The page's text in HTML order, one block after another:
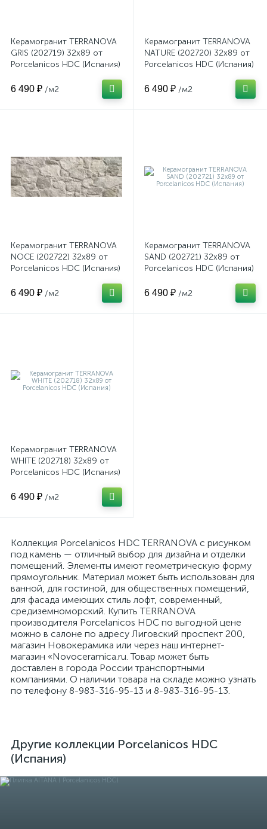
Керамогранит TERRANOVA
GRIS (202719) 32x89 от
Porcelanicos HDC (Испания)
6 490 ₽ /м2
Керамогранит TERRANOVA
NATURE (202720) 32x89 от
Porcelanicos HDC (Испания)
6 490 ₽ /м2
Керамогранит TERRANOVA
NOCE (202722) 32x89 от
Porcelanicos HDC (Испания)
6 490 ₽ /м2
Керамогранит TERRANOVA
SAND (202721) 32x89 от
Porcelanicos HDC (Испания)
6 490 ₽ /м2
Керамогранит TERRANOVA
WHITE (202718) 32x89 от
Porcelanicos HDC (Испания)
6 490 ₽ /м2
Коллекция Porcelanicos HDC TERRANOVA с рисунком
под камень — отличный выбор для дизайна и отделки
помещений. Элементы имеют геометрическую форму
прямоугольник. Материал может быть использован для
ванной, для гостиной, для общественных помещений,
для фасада имеющих стиль лофт, современный,
средиземноморский. Купить TERRANOVA
производителя Porcelanicos HDC по выгодной цене
можно в салоне по адресу Лиговский проспект 200,
магазин Новокерамика или через наш интернет-
магазин «Novoceramica.ru. Товар может быть
доставлен в города России транспортными
компаниями. О наличии товара на складе можно узнать
по телефону 8-983-316-95-13 и 8-983-316-95-13.
Другие коллекции Porcelanicos HDC
(Испания)